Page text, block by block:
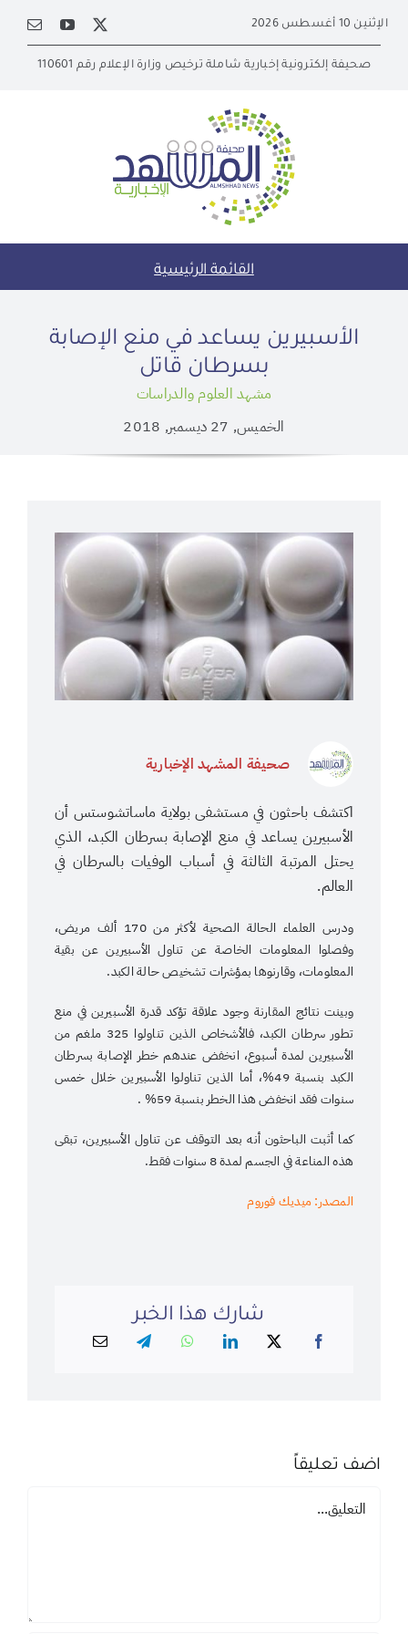
content
الإثنين 10 أغسطس 2026
صحيفة إلكترونية إخبارية شاملة ترخيص وزارة الإعلام رقم 110601
القائمة الرئيسية
الأسبيرين يساعد في منع الإصابة
بسرطان قاتل
مشهد العلوم والدراسات
الخميس, 27 ديسمبر, 2018
صحيفة المشهد الإخبارية
اكتشف باحثون في مستشفى بولاية ماساتشوستس أن
الأسبيرين يساعد في منع الإصابة بسرطان الكبد، الذي
يحتل المرتبة الثالثة في أسباب الوفيات بالسرطان في
العالم.
ودرس العلماء الحالة الصحية لأكثر من 170 ألف مريض،
وفصلوا المعلومات الخاصة عن تناول الأسبيرين عن بقية
المعلومات، وقارنوها بمؤشرات تشخيص حالة الكبد.
وبينت نتائج المقارنة وجود علاقة تؤكد قدرة الأسبيرين في منع
تطور سرطان الكبد، فالأشخاص الذين تناولوا 325 ملغم من
الأسبيرين لمدة أسبوع، انخفض عندهم خطر الإصابة بسرطان
الكبد بنسبة 49%، أما الذين تناولوا الأسبيرين خلال خمس
سنوات فقد انخفض هذا الخطر بنسبة 59% .
كما أثبت الباحثون أنه بعد التوقف عن تناول الأسبيرين، تبقى
هذه المناعة في الجسم لمدة 8 سنوات فقط.
المصدر: ميديك فوروم
شارك هذا الخبر
اضف تعليقاً
تعليق